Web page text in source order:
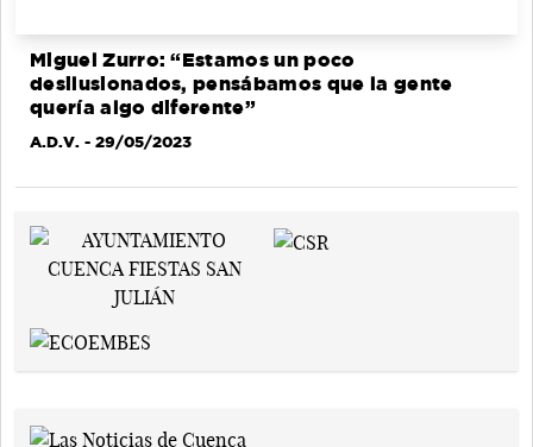
Miguel Zurro: “Estamos un poco
desilusionados, pensábamos que la gente
quería algo diferente”
A.D.V. - 29/05/2023